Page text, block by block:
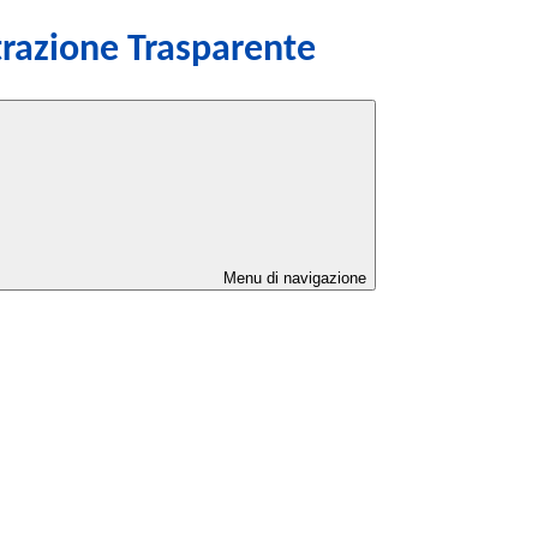
Trasparente
Menu di navigazione